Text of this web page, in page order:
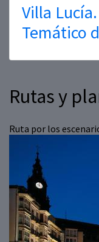
Villa
Temático
Rutas y
Ruta por los